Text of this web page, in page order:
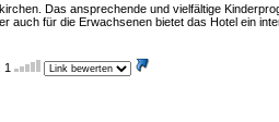
Das ansprechende und vielfältige
auch für die Erwachsenen bietet das Hotel ein
1